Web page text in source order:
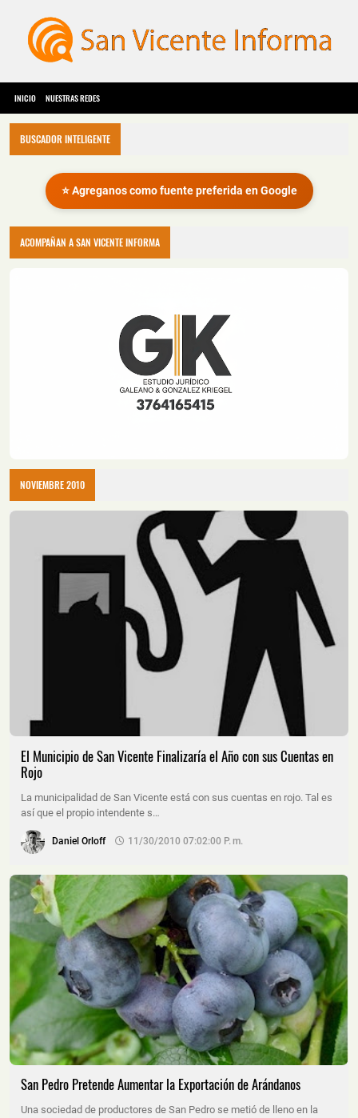
INICIO NUESTRAS REDES
BUSCADOR INTELIGENTE
⭐ Agreganos como fuente preferida en Google
ACOMPAÑAN A SAN VICENTE INFORMA
NOVIEMBRE 2010
El Municipio de San Vicente Finalizaría el Año con sus Cuentas en
Rojo
La municipalidad de San Vicente está con sus cuentas en rojo. Tal es
así que el propio intendente s…
Daniel Orloff 11/30/2010 07:02:00 P. M.
San Pedro Pretende Aumentar la Exportación de Arándanos
Una sociedad de productores de San Pedro se metió de lleno en la